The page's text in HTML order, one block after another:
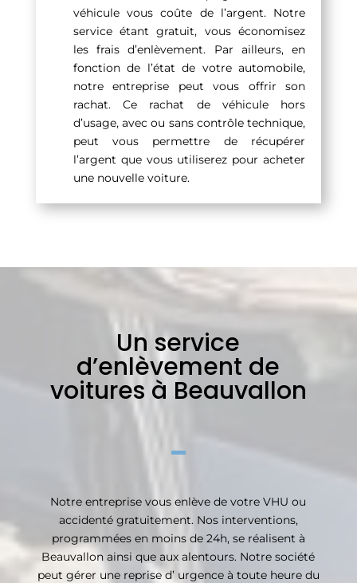
véhicule vous coûte de l’argent. Notre
service étant gratuit, vous économisez
les frais d’enlèvement. Par ailleurs, en
fonction de l’état de votre automobile,
notre entreprise peut vous offrir son
rachat. Ce rachat de véhicule hors
d’usage, avec ou sans contrôle technique,
peut vous permettre de récupérer
l’argent que vous utiliserez pour acheter
une nouvelle voiture.
Un service
d’enlèvement de
voitures à Beauvallon
Notre entreprise vous enlève de votre VHU ou
accidenté gratuitement. Nos interventions,
programmées en moins de 24h, se réalisent à
Beauvallon ainsi que aux alentours. Notre société
peut gérer une reprise d’ urgence à toute heure du